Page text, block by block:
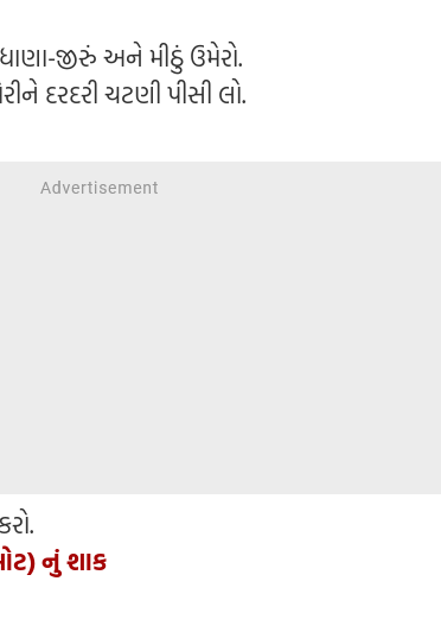
જીરું અને મીઠું ઉમેરો.
દરદરી ચટણી પીસી લો.
નું શાક